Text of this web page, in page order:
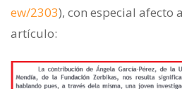
ew/2303), con especial afecto
artículo: